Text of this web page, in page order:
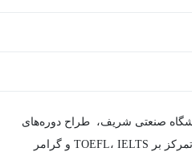
صنعتی شریف، طراح دوره‌های
تخصصی آزمون‌های بین‌المللی با تمرکز بر TOEFL، IELTS و گرامر